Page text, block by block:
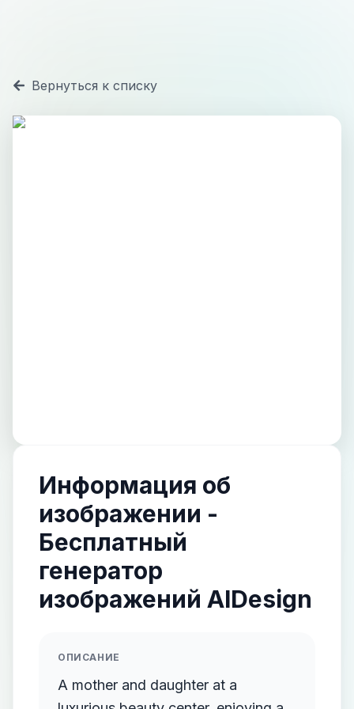
Вернуться к списку
Информация об
изображении -
Бесплатный
генератор
изображений AIDesign
ОПИСАНИЕ
A mother and daughter at a